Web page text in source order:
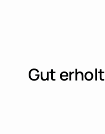
Gut erholt